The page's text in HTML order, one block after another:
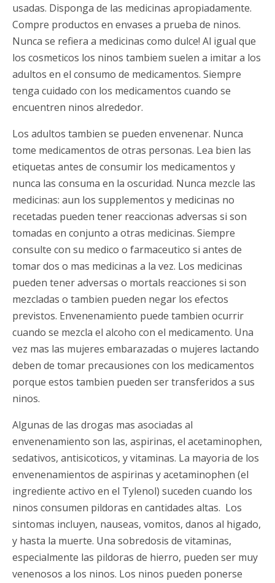
usadas. Disponga de las medicinas apropiadamente.
Compre productos en envases a prueba de ninos.
Nunca se refiera a medicinas como dulce! Al igual que
los cosmeticos los ninos tambiem suelen a imitar a los
adultos en el consumo de medicamentos. Siempre
tenga cuidado con los medicamentos cuando se
encuentren ninos alrededor.
Los adultos tambien se pueden envenenar. Nunca
tome medicamentos de otras personas. Lea bien las
etiquetas antes de consumir los medicamentos y
nunca las consuma en la oscuridad. Nunca mezcle las
medicinas: aun los supplementos y medicinas no
recetadas pueden tener reaccionas adversas si son
tomadas en conjunto a otras medicinas. Siempre
consulte con su medico o farmaceutico si antes de
tomar dos o mas medicinas a la vez. Los medicinas
pueden tener adversas o mortals reacciones si son
mezcladas o tambien pueden negar los efectos
previstos. Envenenamiento puede tambien ocurrir
cuando se mezcla el alcoho con el medicamento. Una
vez mas las mujeres embarazadas o mujeres lactando
deben de tomar precausiones con los medicamentos
porque estos tambien pueden ser transferidos a sus
ninos.
Algunas de las drogas mas asociadas al
envenenamiento son las, aspirinas, el acetaminophen,
sedativos, antisicoticos, y vitaminas. La mayoria de los
envenenamientos de aspirinas y acetaminophen (el
ingrediente activo en el Tylenol) suceden cuando los
ninos consumen pildoras en cantidades altas. Los
sintomas incluyen, nauseas, vomitos, danos al higado,
y hasta la muerte. Una sobredosis de vitaminas,
especialmente las pildoras de hierro, pueden ser muy
venenosos a los ninos. Los ninos pueden ponerse